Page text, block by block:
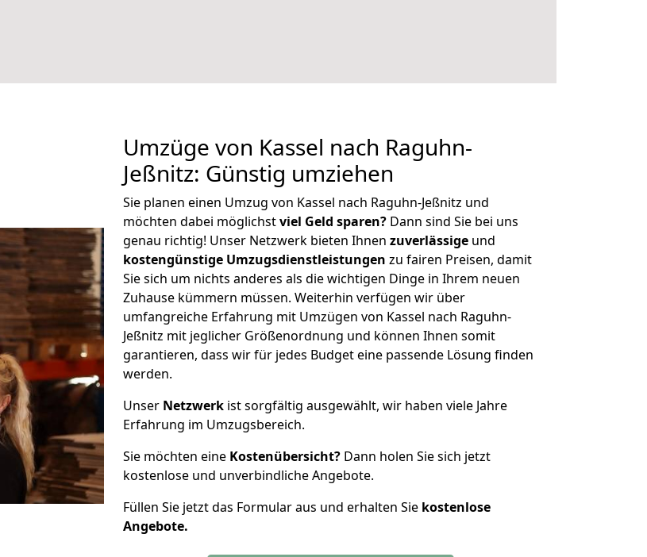
Umzüge von Kassel nach Raguhn-
Jeßnitz: Günstig umziehen
Sie planen einen Umzug von Kassel nach Raguhn-Jeßnitz und
möchten dabei möglichstviel Geld sparen? Dann sind Sie bei uns
genau richtig! Unser Netzwerk bieten Ihnen zuverlässige und
kostengünstige Umzugsdienstleistungen zu fairen Preisen, damit
Sie sich um nichts anderes als die wichtigen Dinge in Ihrem neuen
Zuhause kümmern müssen. Weiterhin verfügen wir über
umfangreiche Erfahrung mit Umzügen von Kassel nach Raguhn-
Jeßnitz mit jeglicher Größenordnung und können Ihnen somit
garantieren, dass wir für jedes Budget eine passende Lösung finden
werden.
Unser Netzwerk ist sorgfältig ausgewählt, wir haben viele Jahre
Erfahrung im Umzugsbereich.
Sie möchten eine Kostenübersicht? Dann holen Sie sich jetzt
kostenlose und unverbindliche Angebote.
Füllen Sie jetzt das Formular aus und erhalten Sie kostenlose
Angebote.